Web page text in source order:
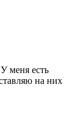
меня есть
на них